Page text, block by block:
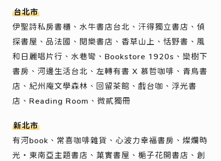
台北市
伊聖詩私房書櫃、水牛書店台北、汗得獨立書店、偵
探書屋、品法國、閱樂書店、香草山上、恬野書、風
和日麗唱片行、水巷彎、Bookstore 1920s、欒樹下
書房、河邊生活台北、左轉有書 X 慕哲咖啡、青鳥書
店、紀州庵文學森林、回留茶館、戲台咖、浮光書
店、Reading Room、微貳獨冊
新北市
有河book、常喜咖啡雜貨、心波力幸福書房、燦爛時
光‧東南亞主題書店、菓實書屋、梔子花開書店、創